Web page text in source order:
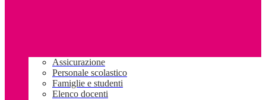
Assicurazione
Personale scolastico
Famiglie e studenti
Elenco docenti